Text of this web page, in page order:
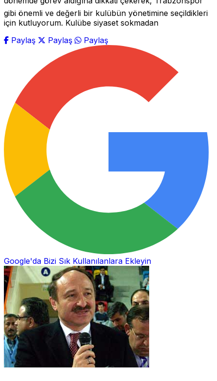
gibi önemli ve değerli bir kulübün yönetimine seçildikleri
için kutluyorum. Kulübe siyaset sokmadan
Paylaş
Paylaş Paylaş
Google'da Bizi Sık Kullanılanlara Ekleyin